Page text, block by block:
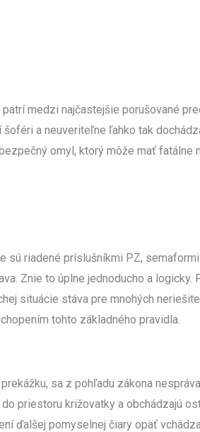
medzi najčastejšie porušované
a neuveriteľne ľahko tak
omyl, ktorý môže mať
riadené príslušníkmi PZ,
Znie to úplne jednoducho a
situácie stáva pre mnohých
tohto základného pravidla.
sa z pohľadu zákona
križovatky a obchádzajú
ďalšej pomyselnej čiary opäť